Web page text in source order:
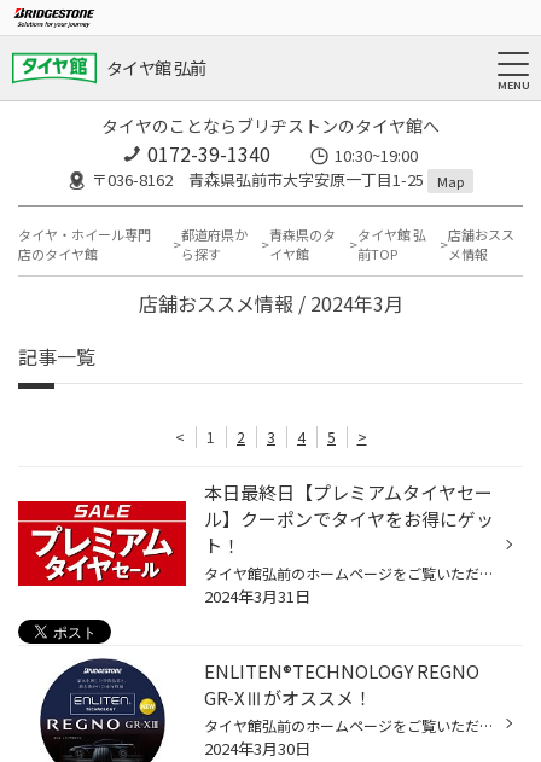
タイヤ館 弘前
タイヤのことならブリヂストンのタイヤ館へ
0172-39-1340
10:30~19:00
〒036-8162 青森県弘前市大字安原一丁目1-25
Map
タイヤ・ホイール専門
店のタイヤ館
都道府県か
ら探す
青森県のタ
イヤ館
タイヤ館 弘
前TOP
店舗おスス
メ情報
店舗おススメ情報 / 2024年3月
記事一覧
< 1 2 3 4 5 >
本日最終日【プレミアムタイヤセー
ル】クーポンでタイヤをお得にゲッ
ト！
タイヤ館弘前のホームページをご覧いただき誠にありがとうございます。 今日まで【プレミアムタイヤセール】を開催中です！ コクピット・タイヤ館のアプリをダウンロード頂いた方全員に、ブリヂストンのタイヤ割引クーポンをプレゼント！ ブリヂストンのタイヤが最大20,000円OFF！ プレミアムタイヤ...
2024年3月31日
ENLITEN®TECHNOLOGY REGNO
GR-XⅢがオススメ！
タイヤ館弘前のホームページをご覧いただき誠にありがとうございます。 ENLITEN®TECHNOLOGY REGNO GR-XⅢ発売！ ブリヂストンの“新たなプレミアム”-商品設計基盤技術「ENLITEN®」を搭載することで「深みを増した空間品質」「磨き抜かれた走行性能」「サステナビリティ性能」といった“これからのタイ...
2024年3月30日